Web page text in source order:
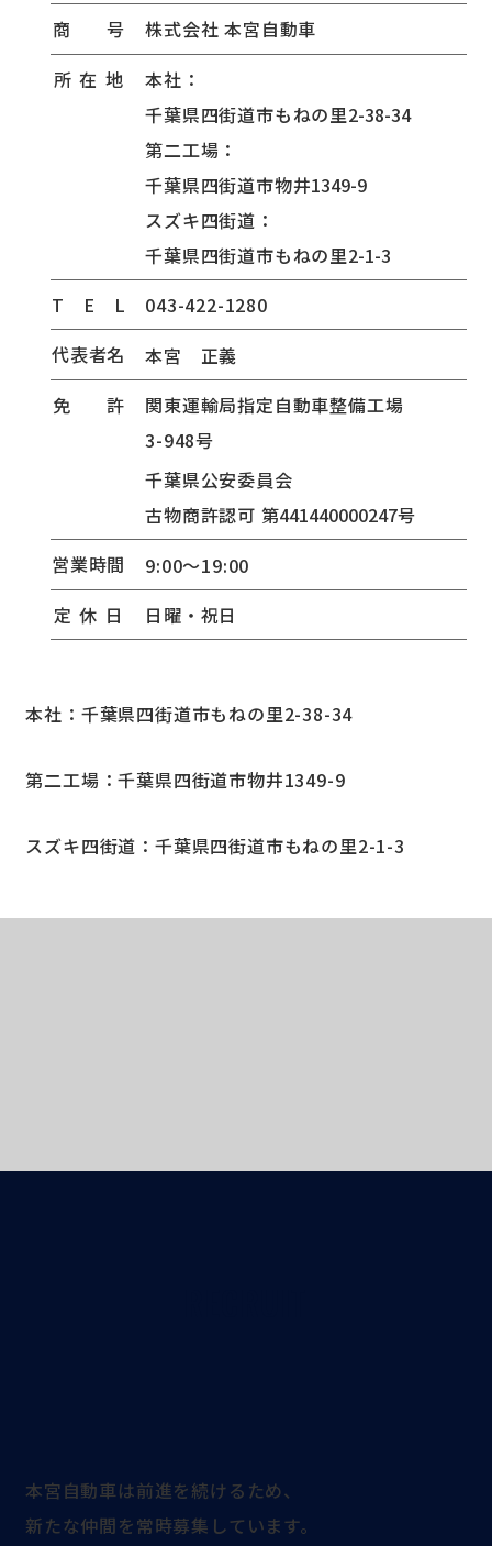
​商 号
株式会社 本宮自動車
所 在 地
本社：
千葉県四街道市もねの里2-38-34
第二工場：
千葉県四街道市物井1349-9
スズキ四街道：
千葉県四街道市もねの里2-1-3
T
E L
043-422-1280
代表者名
本宮 正義
免
許
関東運輸局指定自動車整備工場
3-948号
千葉県公安委員会
古物商許認可 第441440000247号
​営業時間
9:00～19:00
​定 休 日 日曜・祝日
本社：千葉県四街道市もねの里2-38-34
第二工場：千葉県四街道市物井1349-9
スズキ四街道：千葉県四街道市もねの里2-1-3
本宮自動車は前進を続けるため、
新たな仲間を常時募集しています。